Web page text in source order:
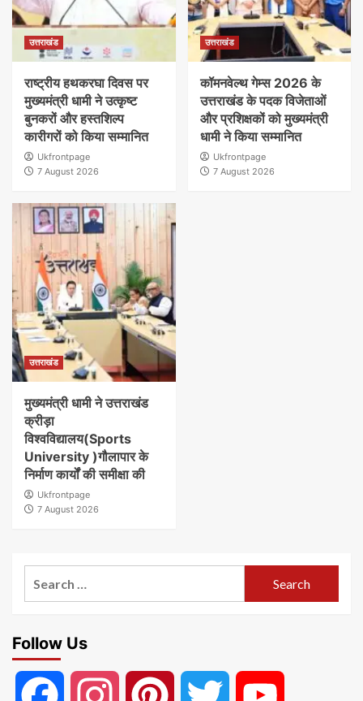
उत्तराखंड
राष्ट्रीय हथकरघा दिवस पर
मुख्यमंत्री धामी ने उत्कृष्ट
बुनकरों और हस्तशिल्प
कारीगरों को किया सम्मानित
Ukfrontpage
7 August 2026
उत्तराखंड
कॉमनवेल्थ गेम्स 2026 के
उत्तराखंड के पदक विजेताओं
और प्रशिक्षकों को मुख्यमंत्री
धामी ने किया सम्मानित
Ukfrontpage
7 August 2026
उत्तराखंड
मुख्यमंत्री धामी ने उत्तराखंड
क्रीड़ा
विश्वविद्यालय(Sports
University )गौलापार के
निर्माण कार्यों की समीक्षा की
Ukfrontpage
7 August 2026
Follow Us
Facebook Instagram Pinterest Twitter